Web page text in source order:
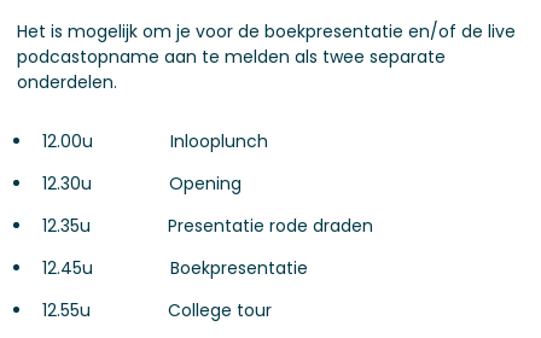
Het is mogelijk om je voor de boekpresentatie en/of de live
podcastopname aan te melden als twee separate
onderdelen.
12.00u Inlooplunch
12.30u Opening
12.35u Presentatie rode draden
12.45u Boekpresentatie
12.55u College tour